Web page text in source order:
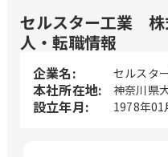
セルスター工業 株
人・転職情報
企業名: セルスタ
本社所在地: 神奈川県
設立年月: 1978年01